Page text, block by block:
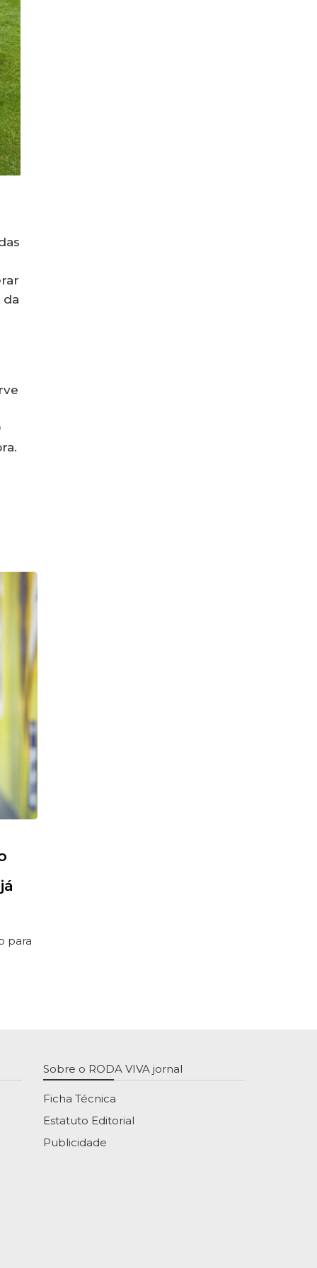
da
para
Sobre o RODA VIVA jornal
Ficha Técnica
Estatuto Editorial
Publicidade